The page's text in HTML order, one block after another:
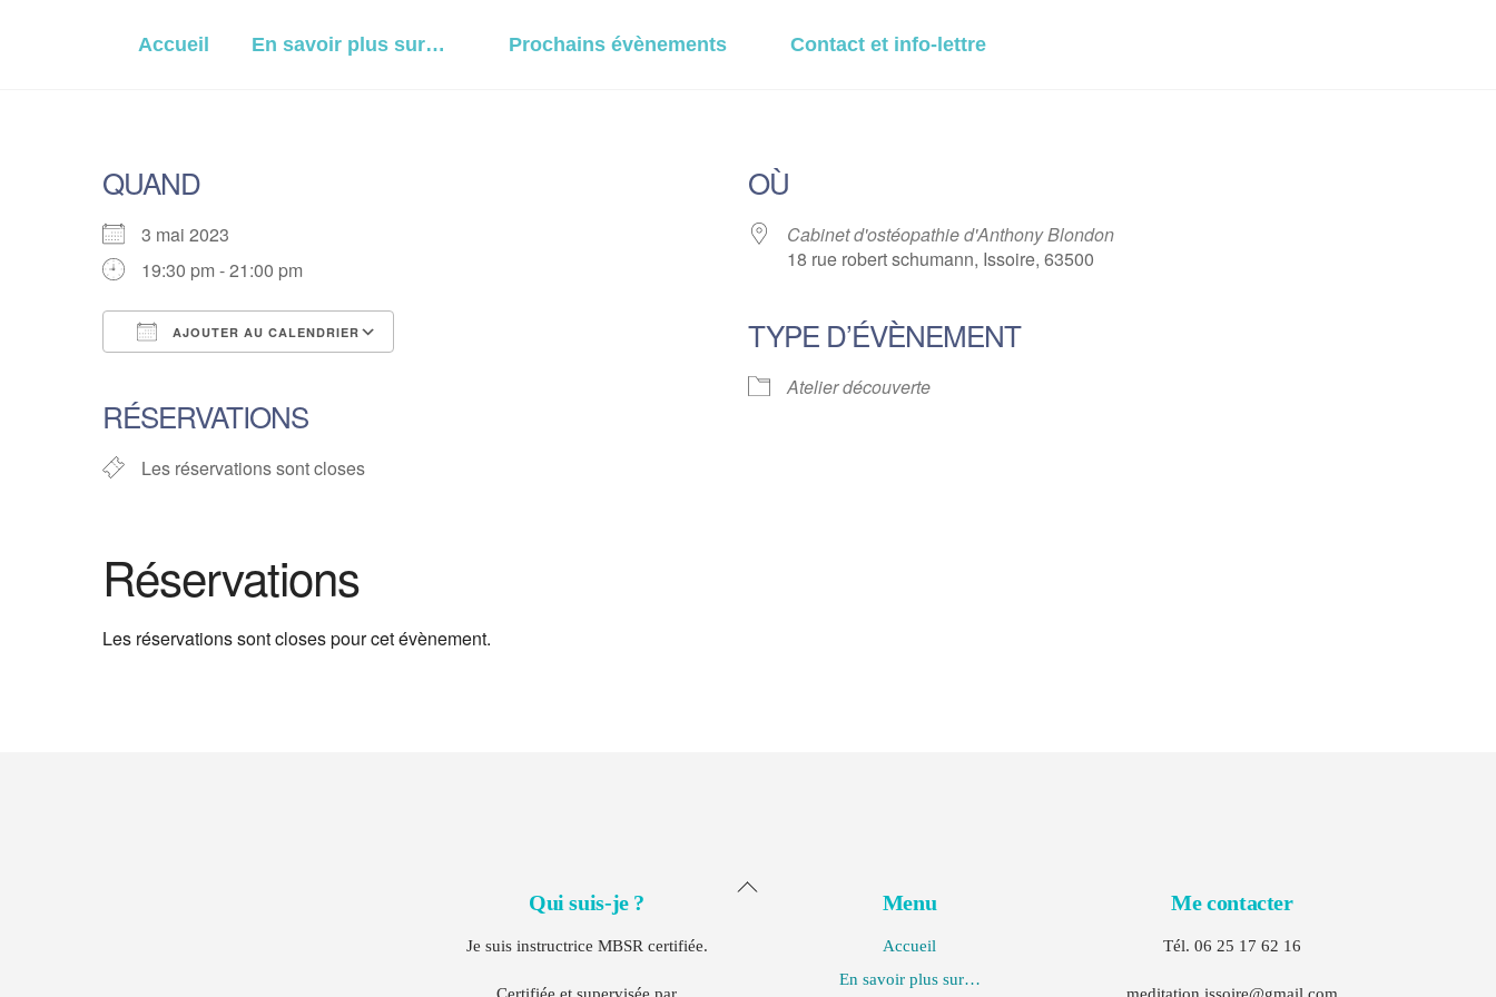
Accueil En savoir plus sur… Prochains évènements Contact et info-lettre
QUAND
3 mai 2023
19:30 pm - 21:00 pm
AJOUTER AU CALENDRIER
iCalendar
RÉSERVATIONS
Les réservations sont closes
OÙ
Cabinet d'ostéopathie d'Anthony Blondon
18 rue robert schumann, Issoire, 63500
TYPE D’ÉVÈNEMENT
Atelier découverte
Réservations
Les réservations sont closes pour cet évènement.
Back
Qui suis-je ?
Je suis instructrice MBSR certifiée.
Menu
Accueil
En savoir plus sur…
Me contacter
Tél. 06 25 17 62 16